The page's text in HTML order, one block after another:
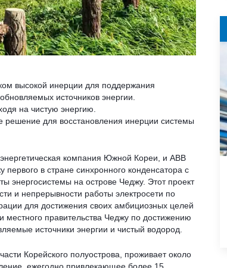
высокой инерции для поддержания
источников энергии.
на чистую энергию.
решение для восстановления инерции системы
компания Южной Кореи, и ABB
в стране синхронного конденсатора с
энергосистемы на острове Чеджу. Этот проект
и непрерывности работы электросети по
для достижения своих амбициозных целей
местного правительства Чеджу по достижению
источники энергии и чистый водород.
Корейского полуострова, проживает около